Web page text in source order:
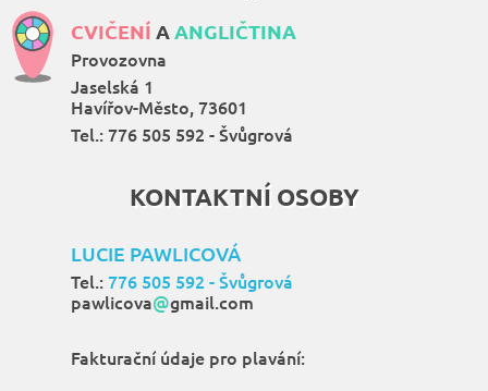
CVIČENÍ AANGLIČTINA
Provozovna
Jaselská 1
Havířov-Město, 73601
Tel.:776 505 592 - Švůgrová
KONTAKTNÍ OSOBY
LUCIE PAWLICOVÁ
Tel.:776 505 592 - Švůgrová
pawlicova@gmail.com
Fakturační údaje pro plavání: